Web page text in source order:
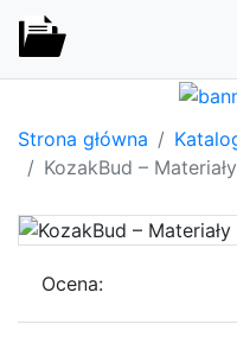
Strona główna
KozakBud –
Ocena: